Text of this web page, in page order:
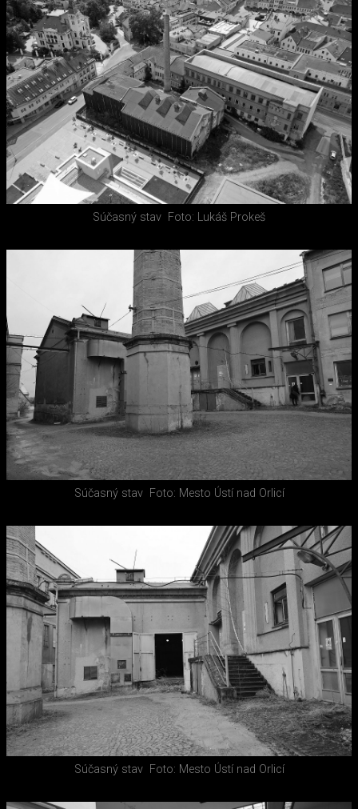
Súčasný stav Foto: Lukáš Prokeš
Súčasný stav Foto: Mesto Ústí nad Orlicí
Súčasný stav Foto: Mesto Ústí nad Orlicí